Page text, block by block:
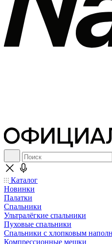
Каталог
Новинки
Палатки
Спальники
Ультралёгкие спальники
Пуховые спальники
Спальники с хлопковым
Компрессионные мешки